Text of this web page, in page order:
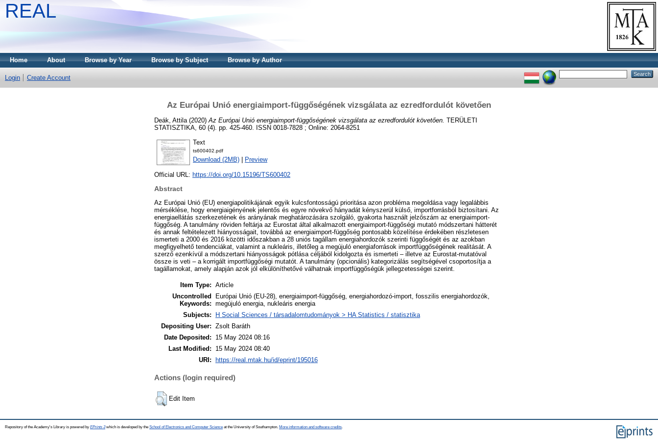
REAL
Home About Browse by Year Browse by Subject Browse by Author
Login Create Account
Az Európai Unió energiaimport-függőségének vizsgálata az ezredfordulót követően
Deák, Attila (2020) Az Európai Unió energiaimport-függőségének vizsgálata az ezredfordulót követően. TERÜLETI
STATISZTIKA, 60 (4). pp. 425-460. ISSN 0018-7828 ; Online: 2064-8251
Text
ts600402.pdf
Download (2MB) Preview
Official URL: https://doi.org/10.15196/TS600402
Abstract
Az Európai Unió (EU) energiapolitikájának egyik kulcsfontosságú prioritása azon probléma megoldása vagy legalábbis
mérséklése, hogy energiaigényének jelentős és egyre növekvő hányadát kényszerül külső, importforrásból biztosítani. Az
energiaellátás szerkezetének és arányának meghatározására szolgáló, gyakorta használt jelzőszám az energiaimport-
függőség. A tanulmány röviden feltárja az Eurostat által alkalmazott energiaimport-függőségi mutató módszertani hátterét
és annak feltételezett hiányosságait, továbbá az energiaimport-függőség pontosabb közelítése érdekében részletesen
ismerteti a 2000 és 2016 közötti időszakban a 28 uniós tagállam energiahordozók szerinti függőségét és az azokban
megfigyelhető tendenciákat, valamint a nukleáris, illetőleg a megújuló energiaforrások importfüggőségének realitását. A
szerző ezenkívül a módszertani hiányosságok pótlása céljából kidolgozta és ismerteti – illetve az Eurostat-mutatóval
össze is veti – a korrigált importfüggőségi mutatót. A tanulmány (opcionális) kategorizálás segítségével csoportosítja a
tagállamokat, amely alapján azok jól elkülöníthetővé válhatnak importfüggőségük jellegzetességei szerint.
Item Type: Article
Uncontrolled
Keywords:
Európai Unió (EU-28), energiaimport-függőség, energiahordozó-import, fosszilis energiahordozók,
megújuló energia, nukleáris energia
Subjects:
H Social Sciences / társadalomtudományok > HA Statistics / statisztika
Depositing User: Zsolt Baráth
Date Deposited:
15 May 2024 08:16
Last Modified:
15 May 2024 08:40
URI:
https://real.mtak.hu/id/eprint/195016
Actions (login required)
Edit Item
Repository of the Academy's Library is powered by EPrints 3which is developed by the School of Electronics and Computer Science at the University of Southampton. More information and software credits